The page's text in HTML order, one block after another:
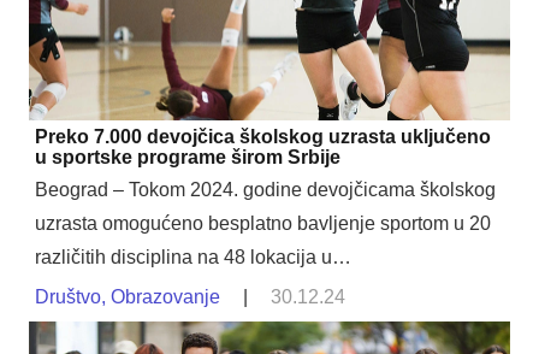
Preko 7.000 devojčica školskog uzrasta uključeno
u sportske programe širom Srbije
Beograd – Tokom 2024. godine devojčicama školskog
uzrasta omogućeno besplatno bavljenje sportom u 20
različitih disciplina na 48 lokacija u…
Društvo, Obrazovanje 30.12.24